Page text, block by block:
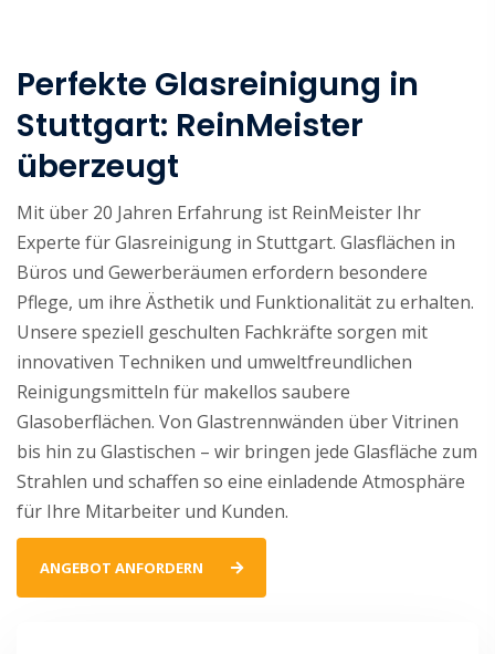
Perfekte Glasreinigung in
Stuttgart: ReinMeister
überzeugt
Mit über 20 Jahren Erfahrung ist ReinMeister Ihr
Experte für Glasreinigung in Stuttgart. Glasflächen in
Büros und Gewerberäumen erfordern besondere
Pflege, um ihre Ästhetik und Funktionalität zu erhalten.
Unsere speziell geschulten Fachkräfte sorgen mit
innovativen Techniken und umweltfreundlichen
Reinigungsmitteln für makellos saubere
Glasoberflächen. Von Glastrennwänden über Vitrinen
bis hin zu Glastischen – wir bringen jede Glasfläche zum
Strahlen und schaffen so eine einladende Atmosphäre
für Ihre Mitarbeiter und Kunden.
ANGEBOT ANFORDERN